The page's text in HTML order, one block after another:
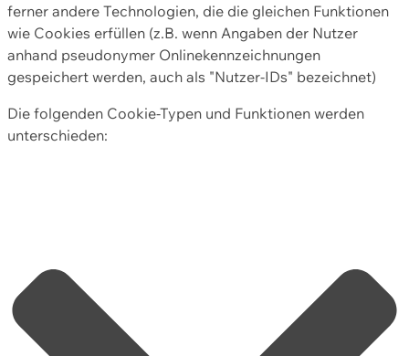
ferner andere Technologien, die die gleichen Funktionen
wie Cookies erfüllen (z.B. wenn Angaben der Nutzer
anhand pseudonymer Onlinekennzeichnungen
gespeichert werden, auch als "Nutzer-IDs" bezeichnet)
Die folgenden Cookie-Typen und Funktionen werden
unterschieden: